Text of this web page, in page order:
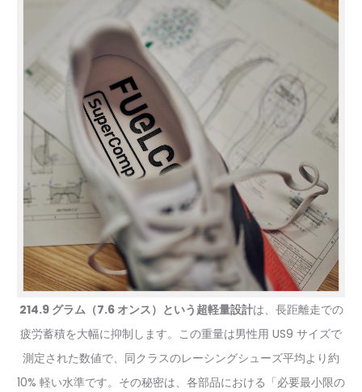
214.9 グラム（7.6 オンス）という超軽量設計は、長距離走での
疲労蓄積を大幅に抑制します。この重量は男性用 US9 サイズで
測定された数値で、同クラスのレーシングシューズ平均より約
10% 軽い水準です。その秘密は、各部品における「必要最小限の